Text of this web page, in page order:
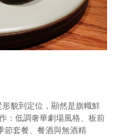
形貌到定位，顯然是旗幟鮮
：低調奢華劇場風格、板前
節套餐、餐酒與無酒精